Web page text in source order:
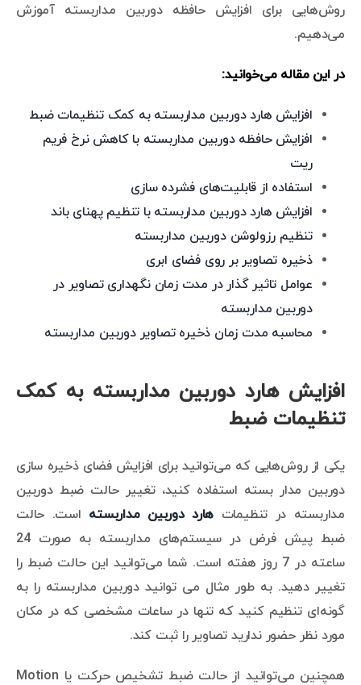
روش‌هایی برای افزایش حافظه دوربین مداربسته آموزش
می‌دهیم.
در این مقاله می‌خوانید:
افزایش هارد دوربین مداربسته به کمک تنظیمات ضبط
افزایش حافظه دوربین مداربسته با کاهش نرخ فریم
ریت
استفاده از قابلیت‌های فشرده سازی
افزایش هارد دوربین مداربسته با تنظیم پهنای باند
تنظیم رزولوشن دوربین مداربسته
ذخیره تصاویر بر روی فضای ابری
عوامل تاثیر گذار در مدت زمان نگهداری تصاویر در
دوربین مداربسته
محاسبه مدت زمان ذخیره تصاویر دوربین مداربسته
افزایش هارد دوربین مداربسته به کمک
تنظیمات ضبط
یکی از روش‌هایی که می‌توانید برای افزایش فضای ذخیره سازی
دوربین مدار بسته استفاده کنید، تغییر حالت ضبط دوربین
مداربسته در تنظیمات هارد دوربین مداربسته است. حالت
ضبط پیش فرض در سیستم‌های مداربسته به صورت 24
ساعته در 7 روز هفته است. شما می‌توانید این حالت ضبط را
تغییر دهید. به طور مثال می توانید دوربین مداربسته را به
گونه‌ای تنظیم کنید که تنها در ساعات مشخصی که در مکان
مورد نظر حضور ندارید تصاویر را ثبت کند.
همچنین می‌توانید از حالت ضبط تشخیص حرکت یا Motion